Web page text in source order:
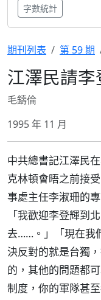
字數統計
期刊列表 第 59 期
江澤民請
毛鑄倫
1995 年 11 月
中共總書記江澤民
克林頓會晤之前接
事處主任李淑珊的
「我歡迎李登輝到
去……。」「現在我
決反對的就是台獨
的，其他的問題都
制度，你的軍隊甚